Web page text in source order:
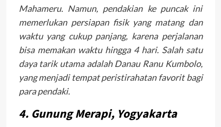
Mahameru. Namun, pendakian ke puncak ini
memerlukan persiapan fisik yang matang dan
waktu yang cukup panjang, karena perjalanan
bisa memakan waktu hingga 4 hari. Salah satu
daya tarik utama adalah Danau Ranu Kumbolo,
yang menjadi tempat peristirahatan favorit bagi
para pendaki.
4. Gunung Merapi, Yogyakarta